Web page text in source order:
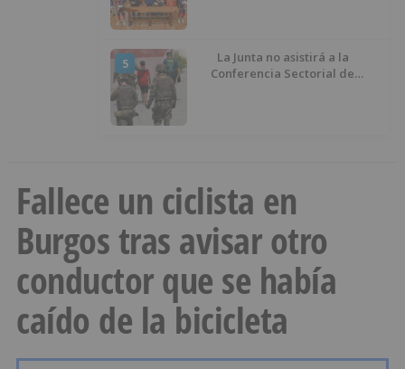
5
La Junta no asistirá a la
Conferencia Sectorial de
Fallece un ciclista en
Burgos tras avisar otro
conductor que se había
caído de la bicicleta